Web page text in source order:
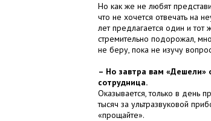
Но как же не любят
что не хочется отвечать на
лет предлагается один и
стремительно подорожал,
не беру, пока не изучу
– Но завтра вам «Дешели»
сотрудница.
Оказывается, только в день
тысяч за ультразвуковой
«прощайте».